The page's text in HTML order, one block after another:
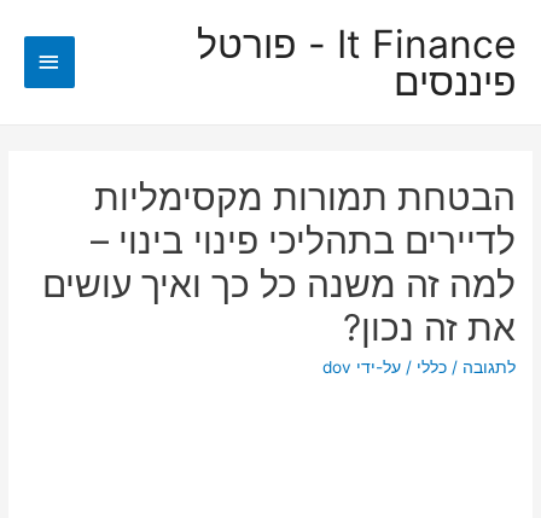
It Finance - פורטל
פיננסים
הבטחת תמורות מקסימליות
לדיירים בתהליכי פינוי בינוי –
למה זה משנה כל כך ואיך עושים
את זה נכון?
לתגובה /כללי / על-ידי dov